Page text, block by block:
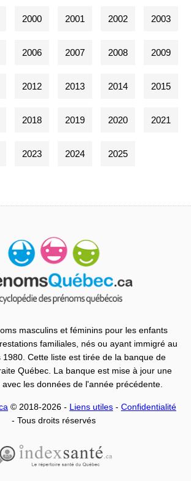
2000 2001 2002 2003
2006 2007 2008 2009
2012 2013 2014 2015
2018 2019 2020 2021
2023 2024 2025
masculins et féminins pour les enfants
familiales, nés ou ayant immigré au
1980. Cette liste est tirée de la banque de
Québec. La banque est mise à jour une
les données de l'année précédente.
© 2018-2026 - Liens utiles - Confidentialité
- Tous droits réservés